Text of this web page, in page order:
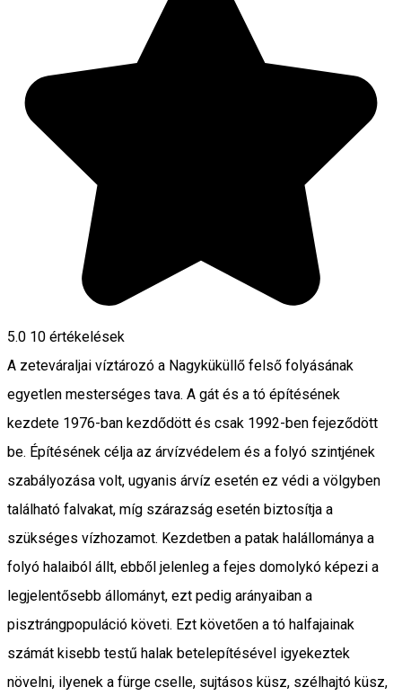
5.0 10 értékelések
A zeteváraljai víztározó a Nagyküküllő felső folyásának
egyetlen mesterséges tava. A gát és a tó építésének
kezdete 1976-ban kezdődött és csak 1992-ben fejeződött
be. Építésének célja az árvízvédelem és a folyó szintjének
szabályozása volt, ugyanis árvíz esetén ez védi a völgyben
található falvakat, míg szárazság esetén biztosítja a
szükséges vízhozamot. Kezdetben a patak halállománya a
folyó halaiból állt, ebből jelenleg a fejes domolykó képezi a
legjelentősebb állományt, ezt pedig arányaiban a
pisztrángpopuláció követi. Ezt követően a tó halfajainak
számát kisebb testű halak betelepítésével igyekeztek
növelni, ilyenek a fürge cselle, sujtásos küsz, szélhajtó küsz,